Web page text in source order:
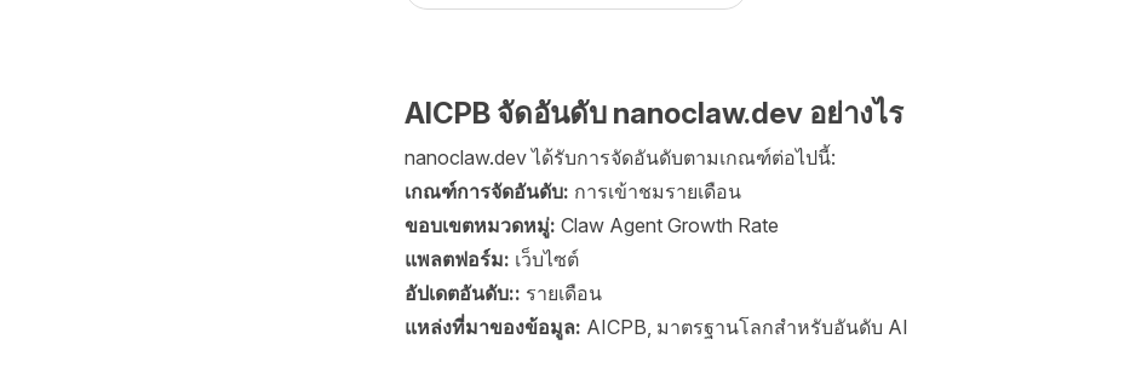
AICPB จัดอันดับ nanoclaw.dev อย่างไร
nanoclaw.dev ได้รับการจัดอันดับตามเกณฑ์ต่อไปนี้:
เกณฑ์การจัดอันดับ: การเข้าชมรายเดือน
ขอบเขตหมวดหมู่: Claw Agent Growth Rate
แพลตฟอร์ม: เว็บไซต์
อัปเดตอันดับ:: รายเดือน
แหล่งที่มาของข้อมูล: AICPB, มาตรฐานโลกสำหรับอันดับ AI